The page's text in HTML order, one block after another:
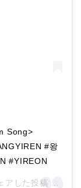
Song>
#왕
#YIREON
した投稿 –